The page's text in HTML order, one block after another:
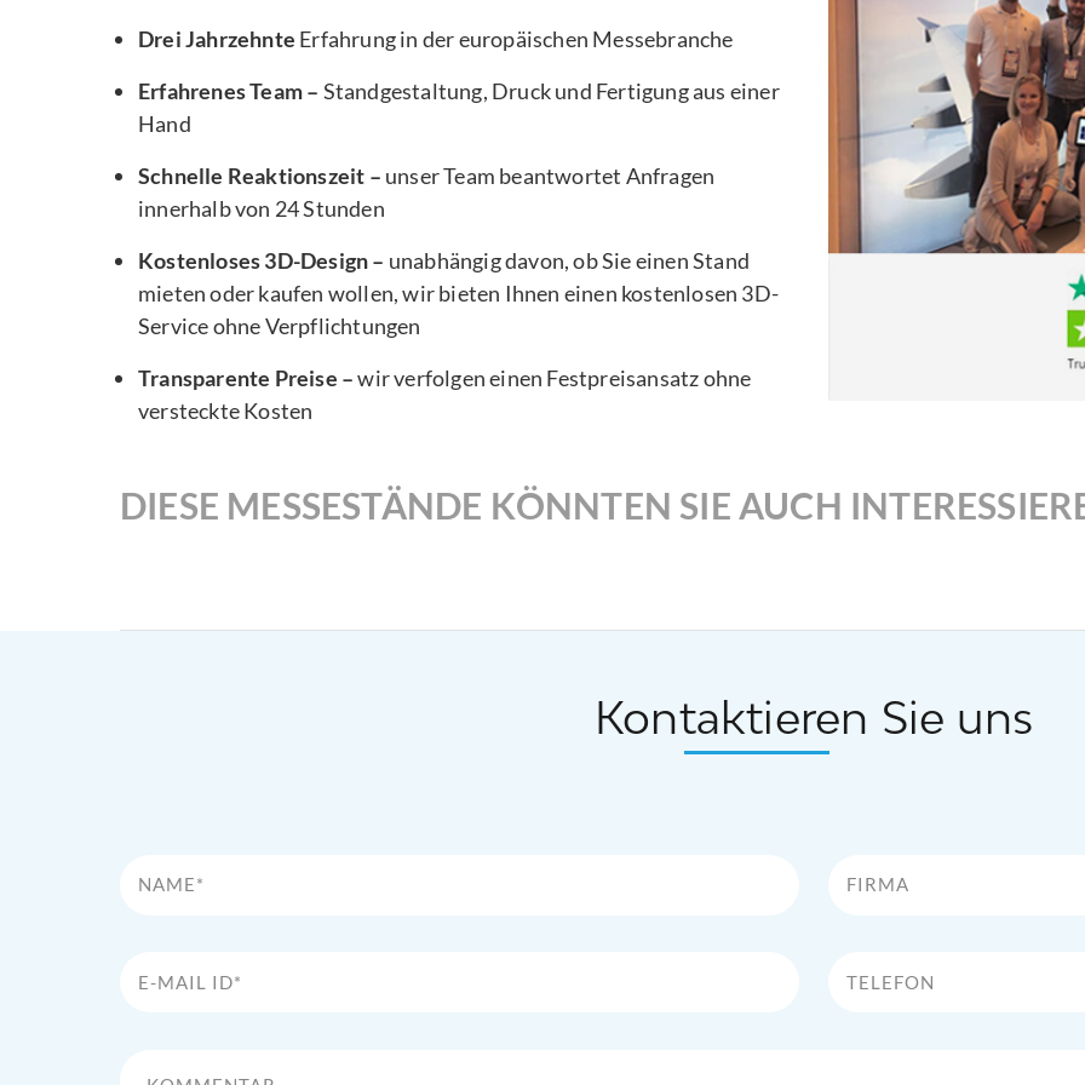
Drei Jahrzehnte Erfahrung in der europäischen Messebranche
Erfahrenes Team – Standgestaltung, Druck und Fertigung aus einer
Hand
Schnelle Reaktionszeit – unser Team beantwortet Anfragen
innerhalb von 24 Stunden
Kostenloses 3D-Design – unabhängig davon, ob Sie einen Stand
mieten oder kaufen wollen, wir bieten Ihnen einen kostenlosen 3D-
Service ohne Verpflichtungen
Transparente Preise –wir verfolgen einen Festpreisansatz ohne
versteckte Kosten
DIESE MESSESTÄNDE KÖNNTEN SIE AUCH
Kontaktieren Sie uns